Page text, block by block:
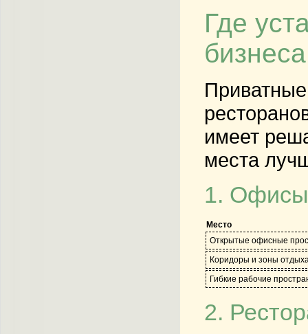
Где
бизнеса
имеет
места
1. Офисы
Место
Открытые офисные
Коридоры и зоны
Гибкие рабочие
2.